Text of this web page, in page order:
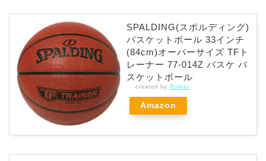
SPALDING(スポルディング)
バスケットボール 33インチ
(84cm)オーバーサイズ TFト
レーナー 77-014Z バスケ バ
スケットボール
created by Rinker
Amazon